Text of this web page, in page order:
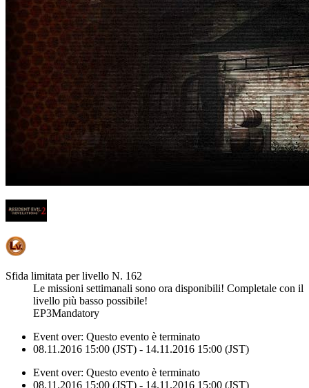
Sfida limitata per livello N. 162
Le missioni settimanali sono ora disponibili! Completale con il
livello più basso possibile!
EP3Mandatory
Event over: Questo evento è terminato
08.11.2016 15:00 (JST) - 14.11.2016 15:00 (JST)
Event over: Questo evento è terminato
08.11.2016 15:00 (JST) - 14.11.2016 15:00 (JST)